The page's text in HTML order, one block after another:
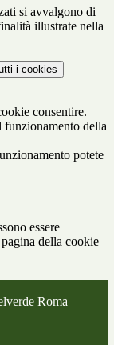
si avvalgono di
illustrate nella
i cookies
consentire.
funzionamento della
potete
essere
della cookie
Roma